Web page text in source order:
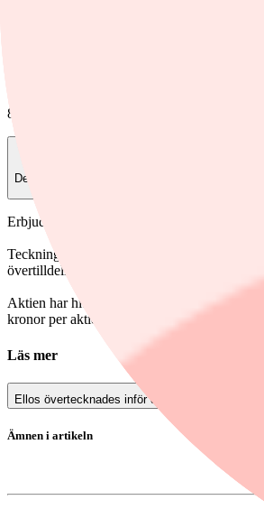
8 juli, 09:20
Dela
Erbjudandet övertecknades flera gånger.
Teckningskursen var 60 kronor per aktie,
övertilldelningsoptionen utnyttjas fullt ut.
Aktien har hittills i dag handlats till 65
kronor per aktie. Aktier för cirka 9 miljoner
Läs mer
Ellos övertecknades inför debuten
Ämnen i artikeln